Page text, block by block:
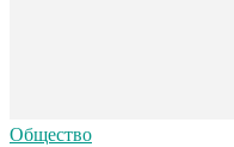
Общество